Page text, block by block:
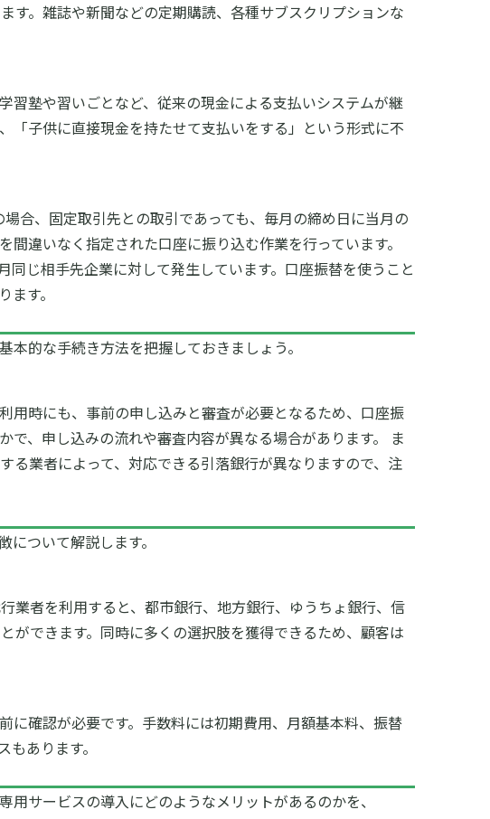
す。雑誌や新聞などの定期購読、各種サブスクリプションな
習塾や習いごとなど、従来の現金による支払いシステムが継
「子供に直接現金を持たせて支払いをする」という形式に不
合、固定取引先との取引であっても、毎月の締め日に当月の
違いなく指定された口座に振り込む作業を行っています。
じ相手先企業に対して発生しています。口座振替を使うこと
す。
的な手続き方法を把握しておきましょう。
用時にも、事前の申し込みと審査が必要となるため、口座振
、申し込みの流れや審査内容が異なる場合があります。 ま
業者によって、対応できる引落銀行が異なりますので、注
ついて解説します。
業者を利用すると、都市銀行、地方銀行、ゆうちょ銀行、信
ができます。同時に多くの選択肢を獲得できるため、顧客は
確認が必要です。手数料には初期費用、月額基本料、振替
あります。
サービスの導入にどのようなメリットがあるのかを、